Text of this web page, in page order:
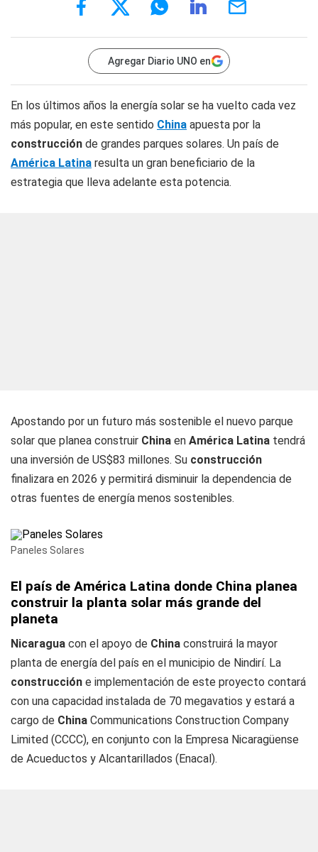
Agregar Diario UNO en
En los últimos años la energía solar se ha vuelto cada vez
más popular, en este sentido China apuesta por la
construcción de grandes parques solares. Un país de
América Latina resulta un gran beneficiario de la
estrategia que lleva adelante esta potencia.
Apostando por un futuro más sostenible el nuevo parque
solar que planea construir China en América Latina tendrá
una inversión de US$83 millones. Su construcción
finalizara en 2026 y permitirá disminuir la dependencia de
otras fuentes de energía menos sostenibles.
Paneles Solares
El país de América Latina donde China planea
construir la planta solar más grande del
planeta
Nicaragua con el apoyo de China construirá la mayor
planta de energía del país en el municipio de Nindirí. La
construcción e implementación de este proyecto contará
con una capacidad instalada de 70 megavatios y estará a
cargo de China Communications Construction Company
Limited (CCCC), en conjunto con la Empresa Nicaragüense
de Acueductos y Alcantarillados (Enacal).